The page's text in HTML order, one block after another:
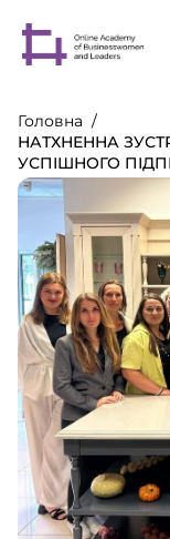
Головна
НАТХНЕННА
УСПІШНОГО